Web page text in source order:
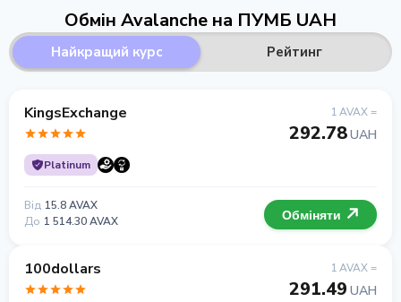
Обмін Avalanche на ПУМБ UAH
Найкращий курс Рейтинг
KingsExchange
Platinum
1 AVAX =
292.78UAH
Від 15.8 AVAX
До 1 514.30 AVAX Обміняти
100dollars 1 AVAX =
291.49 UAH